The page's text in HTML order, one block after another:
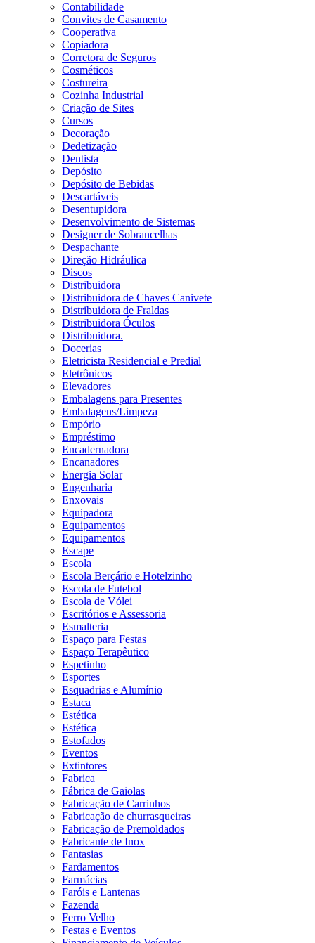
Contabilidade
Convites de Casamento
Cooperativa
Copiadora
Corretora de Seguros
Cosméticos
Costureira
Cozinha Industrial
Criação de Sites
Cursos
Decoração
Dedetização
Dentista
Depósito
Depósito de Bebidas
Descartáveis
Desentupidora
Desenvolvimento de Sistemas
Designer de Sobrancelhas
Despachante
Direção Hidráulica
Discos
Distribuidora
Distribuidora de Chaves Canivete
Distribuidora de Fraldas
Distribuidora Óculos
Distribuidora.
Docerias
Eletricista Residencial e Predial
Eletrônicos
Elevadores
Embalagens para Presentes
Embalagens/Limpeza
Empório
Empréstimo
Encadernadora
Encanadores
Energia Solar
Engenharia
Enxovais
Equipadora
Equipamentos
Equipamentos
Escape
Escola
Escola Berçário e Hotelzinho
Escola de Futebol
Escola de Vólei
Escritórios e Assessoria
Esmalteria
Espaço para Festas
Espaço Terapêutico
Espetinho
Esportes
Esquadrias e Alumínio
Estaca
Estética
Estética
Estofados
Eventos
Extintores
Fabrica
Fábrica de Gaiolas
Fabricação de Carrinhos
Fabricação de churrasqueiras
Fabricação de Premoldados
Fabricante de Inox
Fantasias
Fardamentos
Farmácias
Faróis e Lantenas
Fazenda
Ferro Velho
Festas e Eventos